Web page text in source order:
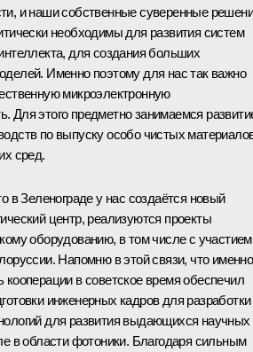
и наши собственные суверенные
необходимы для развития систем
для создания больших
Именно поэтому для нас так важно
микроэлектронную
Для этого предметно занимаемся
по выпуску особо чистых
сред.
в Зеленограде у нас создаётся новый
центр, реализуются проекты
оборудованию, в том числе с участием
Напомню в этой связи, что именно
кооперации в советское время обеспечил
инженерных кадров для разработки
для развития выдающихся научных
в области фотоники. Благодаря сильным